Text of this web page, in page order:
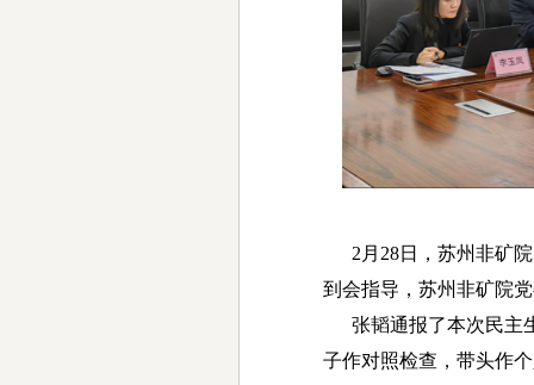
2月28日，苏州非矿院
到会指导，苏州非矿院
张韬通报了本次民主
子作对照检查，带头作